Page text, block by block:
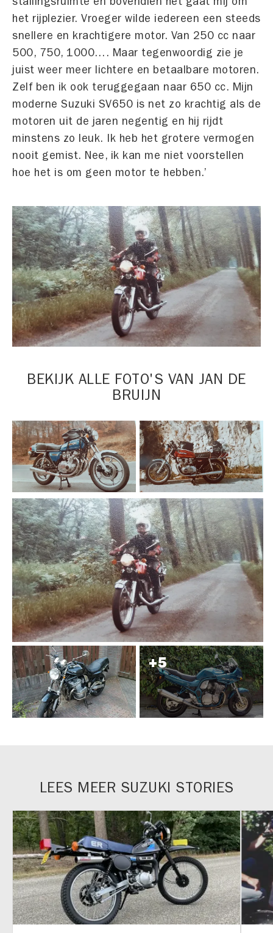
het rijplezier. Vroeger wilde iedereen een steeds
snellere en krachtigere motor. Van 250 cc naar
500, 750, 1000…. Maar tegenwoordig zie je
juist weer meer lichtere en betaalbare motoren.
Zelf ben ik ook teruggegaan naar 650 cc. Mijn
moderne Suzuki SV650 is net zo krachtig als de
motoren uit de jaren negentig en hij rijdt
minstens zo leuk. Ik heb het grotere vermogen
nooit gemist. Nee, ik kan me niet voorstellen
hoe het is om geen motor te hebben.’
BEKIJK ALLE FOTO'S VAN JAN DE
BRUIJN
LEES MEER SUZUKI STORIES